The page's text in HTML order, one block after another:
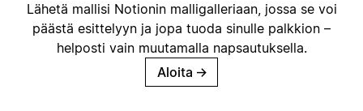
Lähetä mallisi Notionin malligalleriaan, jossa se voi
päästä esittelyyn ja jopa tuoda sinulle palkkion –
helposti vain muutamalla napsautuksella.
Aloita →